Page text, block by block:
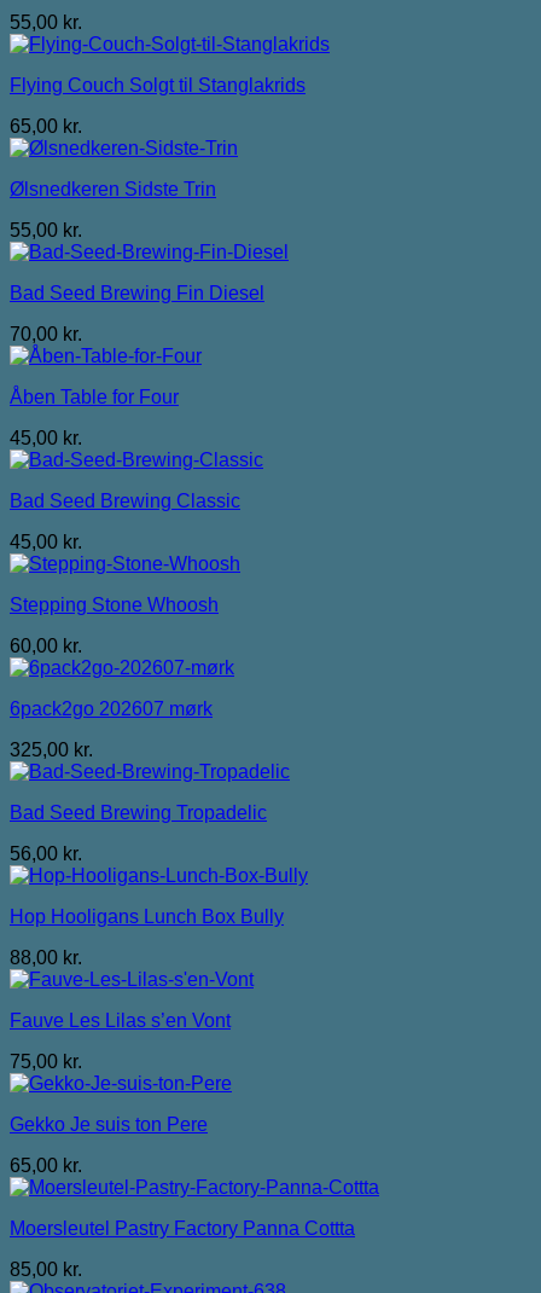
55,00 kr.
Flying Couch Solgt til Stanglakrids
65,00 kr.
Ølsnedkeren Sidste Trin
55,00 kr.
Bad Seed Brewing Fin Diesel
70,00 kr.
Åben Table for Four
45,00 kr.
Bad Seed Brewing Classic
45,00 kr.
Stepping Stone Whoosh
60,00 kr.
6pack2go 202607 mørk
325,00 kr.
Bad Seed Brewing Tropadelic
56,00 kr.
Hop Hooligans Lunch Box Bully
88,00 kr.
Fauve Les Lilas s’en Vont
75,00 kr.
Gekko Je suis ton Pere
65,00 kr.
Moersleutel Pastry Factory Panna Cottta
85,00 kr.